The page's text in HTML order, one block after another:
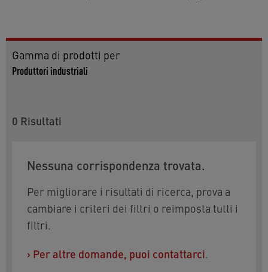
Gamma di prodotti per
Produttori industriali
0 Risultati
Nessuna corrispondenza trovata.
Per migliorare i risultati di ricerca, prova a
cambiare i criteri dei filtri o reimposta tutti i
filtri.
› Per altre domande, puoi contattarci.